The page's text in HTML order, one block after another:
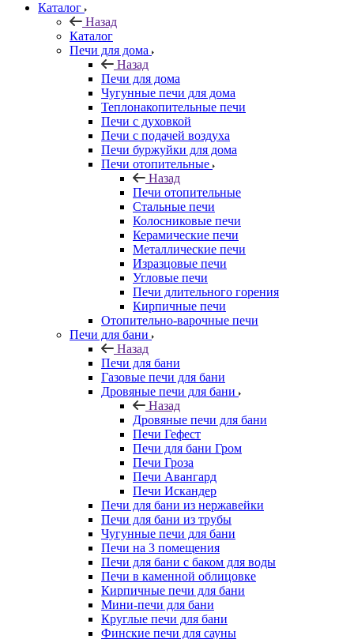
Каталог
Назад
Каталог
Печи для дома
Назад
Печи для дома
Чугунные печи для дома
Теплонакопительные печи
Печи с духовкой
Печи с подачей воздуха
Печи буржуйки для дома
Печи отопительные
Назад
Печи отопительные
Стальные печи
Колосниковые печи
Керамические печи
Металлические печи
Изразцовые печи
Угловые печи
Печи длительного горения
Кирпичные печи
Отопительно-варочные печи
Печи для бани
Назад
Печи для бани
Газовые печи для бани
Дровяные печи для бани
Назад
Дровяные печи для бани
Печи Гефест
Печи для бани Гром
Печи Гроза
Печи Авангард
Печи Искандер
Печи для бани из нержавейки
Печи для бани из трубы
Чугунные печи для бани
Печи на 3 помещения
Печи для бани с баком для воды
Печи в каменной облицовке
Кирпичные печи для бани
Мини-печи для бани
Круглые печи для бани
Финские печи для сауны